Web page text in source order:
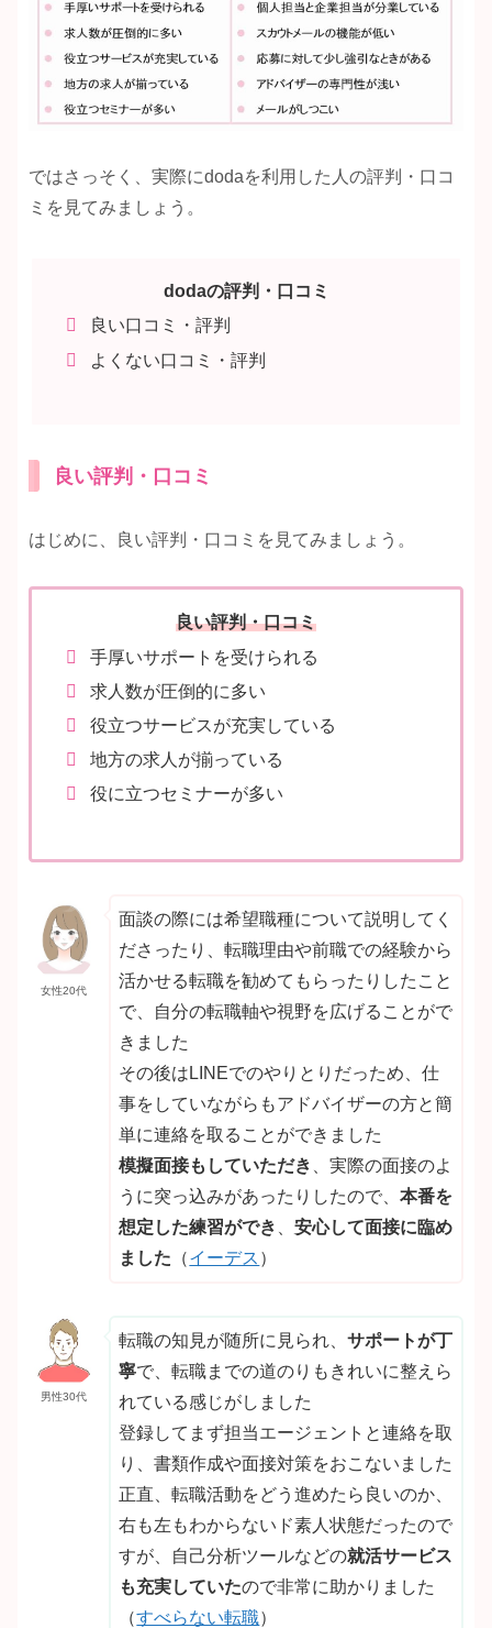
ではさっそく、実際にdodaを利用した人の評判・口コ
ミを見てみましょう。
dodaの評判・口コミ
良い口コミ・評判
よくない口コミ・評判
良い評判・口コミ
はじめに、良い評判・口コミを見てみましょう。
良い評判・口コミ
手厚いサポートを受けられる
求人数が圧倒的に多い
役立つサービスが充実している
地方の求人が揃っている
役に立つセミナーが多い
女性20代
面談の際には希望職種について説明してく
ださったり、転職理由や前職での経験から
活かせる転職を勧めてもらったりしたこと
で、自分の転職軸や視野を広げることがで
きました
その後はLINEでのやりとりだっため、仕
事をしていながらもアドバイザーの方と簡
単に連絡を取ることができました
模擬面接もしていただき
、実際の面接のよ
うに突っ込みがあったりしたので、本番を
想定した練習ができ
、安心して面接に臨め
ました （イーデス ）
男性30代
転職の知見が随所に見られ、サポートが丁
寧で、転職までの道のりもきれいに整えら
れている感じがしました
登録してまず担当エージェントと連絡を取
り、書類作成や面接対策をおこないました
正直、転職活動をどう進めたら良いのか、
右も左もわからないド素人状態だったので
すが、自己分析ツールなどの就活サービス
も充実していたので非常に助かりました
（すべらない転職）